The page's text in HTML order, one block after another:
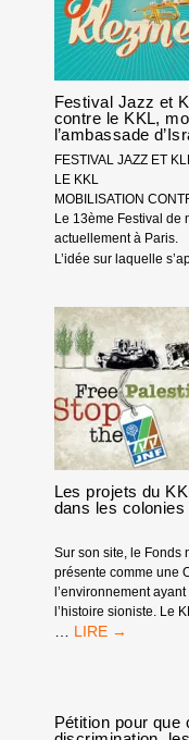
Festival Jazz et
contre le KKL,
l’ambassade
FESTIVAL JAZZ ET
LE KKL
MOBILISATION
Le 13ème Festival de
actuellement à Paris.
L’idée sur laquelle
Les projets du
dans les colonies
Sur son site, le Fonds
présente comme une
l’environnement
l’histoire sioniste. Le
… LES
NATIONAL
Pétition pour que